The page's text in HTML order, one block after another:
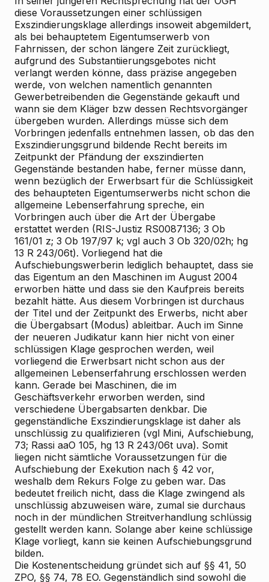
diese Voraussetzungen einer schlüssigen
Exszindierungsklage allerdings insoweit abgemildert,
als bei behauptetem Eigentumserwerb von
Fahrnissen, der schon längere Zeit zurückliegt,
aufgrund des Substantiierungsgebotes nicht
verlangt werden könne, dass präzise angegeben
werde, von welchen namentlich genannten
Gewerbetreibenden die Gegenstände gekauft und
wann sie dem Kläger bzw dessen Rechtsvorgänger
übergeben wurden. Allerdings müsse sich dem
Vorbringen jedenfalls entnehmen lassen, ob das den
Exszindierungsgrund bildende Recht bereits im
Zeitpunkt der Pfändung der exszindierten
Gegenstände bestanden habe, ferner müsse dann,
wenn bezüglich der Erwerbsart für die Schlüssigkeit
des behaupteten Eigentumserwerbs nicht schon die
allgemeine Lebenserfahrung spreche, ein
Vorbringen auch über die Art der Übergabe
erstattet werden (RIS-Justiz RS0087136; 3 Ob
161/01 z; 3 Ob 197/97 k; vgl auch 3 Ob 320/02h; hg
13 R 243/06t). Vorliegend hat die
Aufschiebungswerberin lediglich behauptet, dass sie
das Eigentum an den Maschinen im August 2004
erworben hätte und dass sie den Kaufpreis bereits
bezahlt hätte. Aus diesem Vorbringen ist durchaus
der Titel und der Zeitpunkt des Erwerbs, nicht aber
die Übergabsart (Modus) ableitbar. Auch im Sinne
der neueren Judikatur kann hier nicht von einer
schlüssigen Klage gesprochen werden, weil
vorliegend die Erwerbsart nicht schon aus der
allgemeinen Lebenserfahrung erschlossen werden
kann. Gerade bei Maschinen, die im
Geschäftsverkehr erworben werden, sind
verschiedene Übergabsarten denkbar. Die
gegenständliche Exszindierungsklage ist daher als
unschlüssig zu qualifizieren (vgl Mini, Aufschiebung,
73; Rassi aaO 105, hg 13 R 243/06t uva). Somit
liegen nicht sämtliche Voraussetzungen für die
Aufschiebung der Exekution nach § 42 vor,
weshalb dem Rekurs Folge zu geben war. Das
bedeutet freilich nicht, dass die Klage zwingend als
unschlüssig abzuweisen wäre, zumal sie durchaus
noch in der mündlichen Streitverhandlung schlüssig
gestellt werden kann. Solange aber keine schlüssige
Klage vorliegt, kann sie keinen Aufschiebungsgrund
bilden.
Die Kostenentscheidung gründet sich auf §§ 41, 50
ZPO, §§ 74, 78 EO. Gegenständlich sind sowohl die